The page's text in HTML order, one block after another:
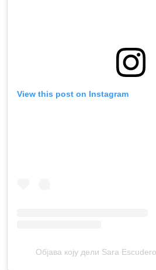
View this post on Instagram
Објава коју дели Sara